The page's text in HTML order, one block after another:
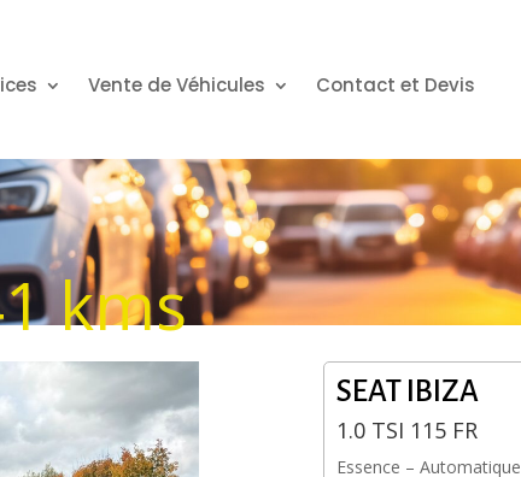
Vente de Véhicules Contact et Devis
kms
SEAT IBIZA
1.0 TSI 115 FR
Essence – Automatique